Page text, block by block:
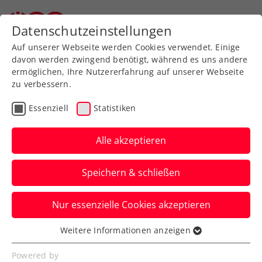
Zurück zur Newsübersicht
Davis Cup
Österreichs Davis-Cup-
Helden im Kampf ums
Finalturnier gegen Belgien
Im September wird das KURIER Austria
Davis Cup Team die in Summe zweifellos
favorisierten Gäste empfangen.
Verfasst von: Manuel Wachta, 09.02.2026
Datenschutzeinstellungen
Auf unserer Webseite werden Cookies verwendet. Einige
davon werden zwingend benötigt, während es uns andere
ermöglichen, Ihre Nutzererfahrung auf unserer Webseite
zu verbessern.
Essenziell Statistiken
Alle akzeptieren
Speichern & schließen
Nur essenzielle Cookies akzeptieren
Essenziell
Essenzielle Cookies werden für grundlegende
Weitere Informationen anzeigen
Powered by